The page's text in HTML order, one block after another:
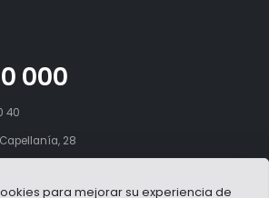
000
40
28
para mejorar su experiencia de